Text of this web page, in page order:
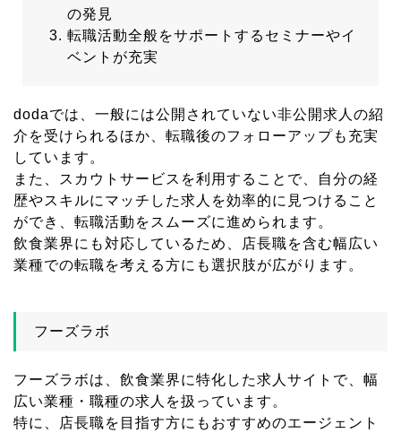
の発見
転職活動全般をサポートするセミナーやイ
ベントが充実
dodaでは、一般には公開されていない非公開求人の紹
介を受けられるほか、転職後のフォローアップも充実
しています。
また、スカウトサービスを利用することで、自分の経
歴やスキルにマッチした求人を効率的に見つけること
ができ、転職活動をスムーズに進められます。
飲食業界にも対応しているため、店長職を含む幅広い
業種での転職を考える方にも選択肢が広がります。
フーズラボ
フーズラボは、飲食業界に特化した求人サイトで、幅
広い業種・職種の求人を扱っています。
特に、店長職を目指す方にもおすすめのエージェント